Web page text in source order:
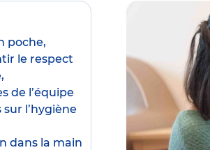
poche,
le respect
de l’équipe
l’hygiène
dans la main